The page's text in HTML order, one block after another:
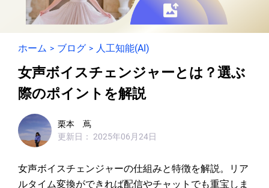
ホーム > ブログ > 人工知能(AI)
女声ボイスチェンジャーとは？選ぶ
際のポイントを解説
栗本 蔦
更新日： 2025年06月24日
女声ボイスチェンジャーの仕組みと特徴を解説。リア
ルタイム変換ができれば配信やチャットでも重宝しま